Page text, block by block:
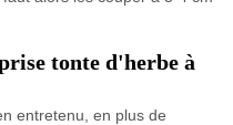
tonte d'herbe à
entretenu, en plus de